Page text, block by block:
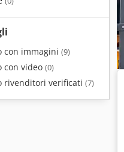
con immagini (9)
con video (0)
rivenditori verificati (7)